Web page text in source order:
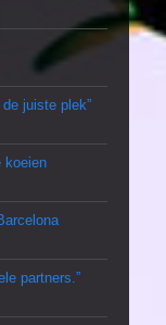
juiste plek”
koeien
partners.”